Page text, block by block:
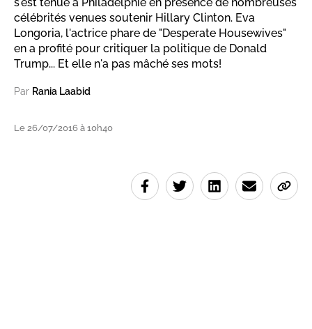
célébrités venues soutenir Hillary Clinton. Eva
Longoria, l'actrice phare de "Desperate Housewives"
en a profité pour critiquer la politique de Donald
Trump... Et elle n'a pas mâché ses mots!
Par Rania Laabid
Le 26/07/2016 à 10h40